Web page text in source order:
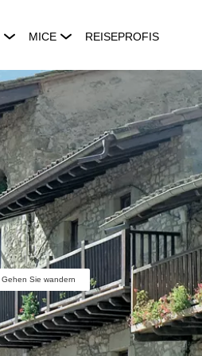
MICE REISEPROFIS
Gehen Sie wandern